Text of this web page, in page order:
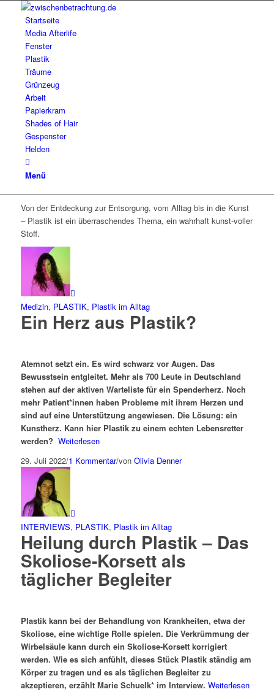
Startseite
Media Afterlife
Fenster
Plastik
Träume
Grünzeug
Arbeit
Papierkram
Shades of Hair
Gespenster
Helden
Menü
Von der Entdeckung zur Entsorgung, vom Alltag bis in die Kunst
– Plastik ist ein überraschendes Thema, ein wahrhaft kunst-voller
Stoff.
Medizin, PLASTIK, Plastik im Alltag
Ein Herz aus Plastik?
Atemnot setzt ein. Es wird schwarz vor Augen. Das
Bewusstsein entgleitet. Mehr als 700 Leute in Deutschland
stehen auf der aktiven Warteliste für ein Spenderherz. Noch
mehr Patient*innen haben Probleme mit ihrem Herzen und
sind auf eine Unterstützung angewiesen. Die Lösung: ein
Kunstherz. Kann hier Plastik zu einem echten Lebensretter
werden? Weiterlesen
29. Juli 2022/1 Kommentar/von Olivia Denner
INTERVIEWS, PLASTIK, Plastik im Alltag
Heilung durch Plastik – Das
Skoliose-Korsett als
täglicher Begleiter
Plastik kann bei der Behandlung von Krankheiten, etwa der
Skoliose, eine wichtige Rolle spielen. Die Verkrümmung der
Wirbelsäule kann durch ein Skoliose-Korsett korrigiert
werden. Wie es sich anfühlt, dieses Stück Plastik ständig am
Körper zu tragen und es als täglichen Begleiter zu
akzeptieren, erzählt Marie Schuelk* im Interview. Weiterlesen